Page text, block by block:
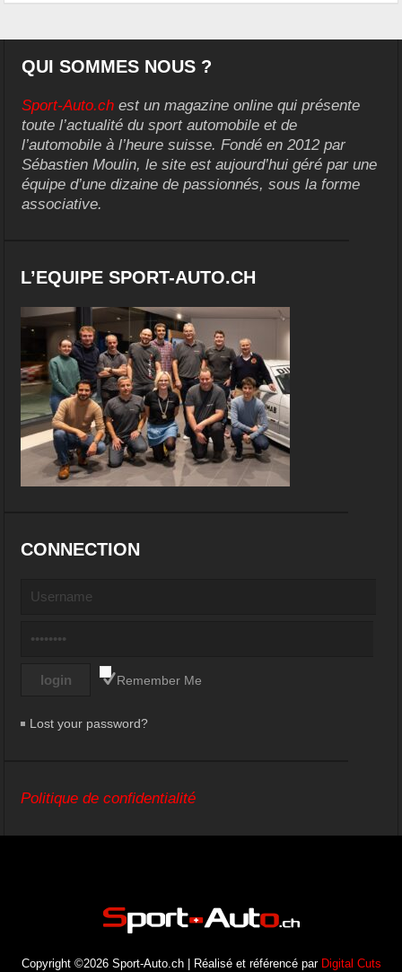
QUI SOMMES NOUS ?
Sport-Auto.ch est un magazine online qui présente
toute l’actualité du sport automobile et de
l’automobile à l’heure suisse. Fondé en 2012 par
Sébastien Moulin, le site est aujourd’hui géré par une
équipe d’une dizaine de passionnés, sous la forme
associative.
L’EQUIPE SPORT-AUTO.CH
CONNECTION
Remember Me
Lost your password?
Politique de confidentialité
Copyright ©2026 Sport-Auto.ch | Réalisé et référencé par Digital Cuts